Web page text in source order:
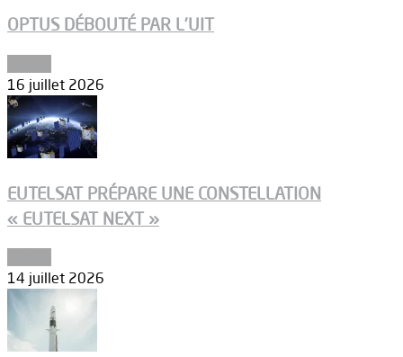
OPTUS DÉBOUTÉ PAR L’UIT
16 juillet 2026
EUTELSAT PRÉPARE UNE CONSTELLATION
« EUTELSAT NEXT »
14 juillet 2026